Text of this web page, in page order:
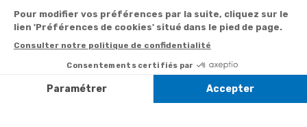
Paiement facilité
remboursé, retour
promotionnels
la newsletter
Contact
1ère visite
Commander à
partir du catalogue
fréquentes
322
+ prix
appel
Du lundi au
de 9h à 13h
Contactez-
nous